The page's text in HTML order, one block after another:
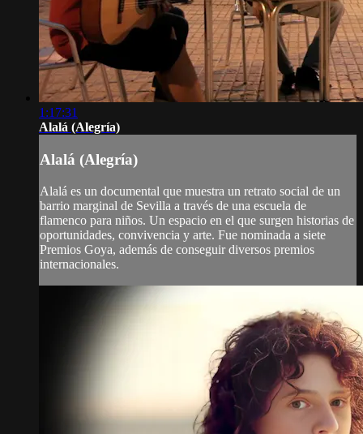
1:17:31
Alalá (Alegría)
Alalá (Alegría)
Alalá es un documental que muestra un retrato social de un
barrio marginal de Sevilla a través de una escuela de
flamenco para niños. Un espacio en el que surgen historias de
oportunidades, convivencia y arte. Fue nominada a siete
Premios Goya, además de conseguir diversos premios
internacionales.